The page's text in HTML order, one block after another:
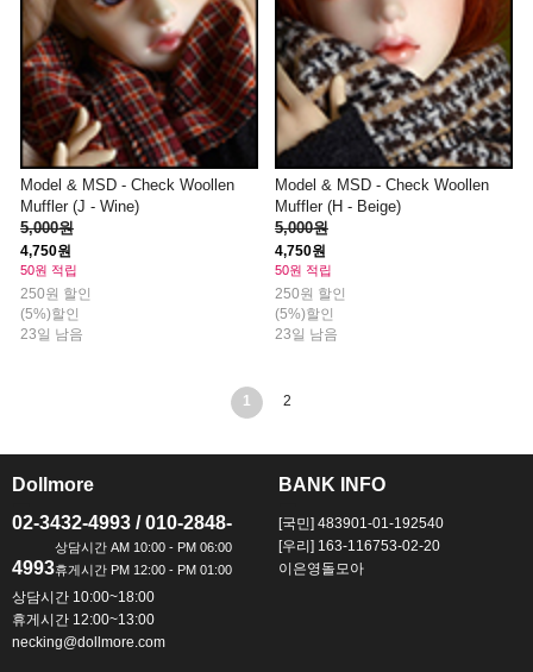
Model & MSD - Check Woollen
Muffler (J - Wine)
5,000원
4,750원
50원 적립
250원 할인
(5%)할인
23일 남음
Model & MSD - Check Woollen
Muffler (H - Beige)
5,000원
4,750원
50원 적립
250원 할인
(5%)할인
23일 남음
1 2
Dollmore
02-3432-4993 / 010-2848-
4993
상담시간 10:00~18:00
휴게시간 12:00~13:00
necking@dollmore.com
BANK INFO
[국민] 483901-01-192540
[우리] 163-116753-02-20
이은영돌모아